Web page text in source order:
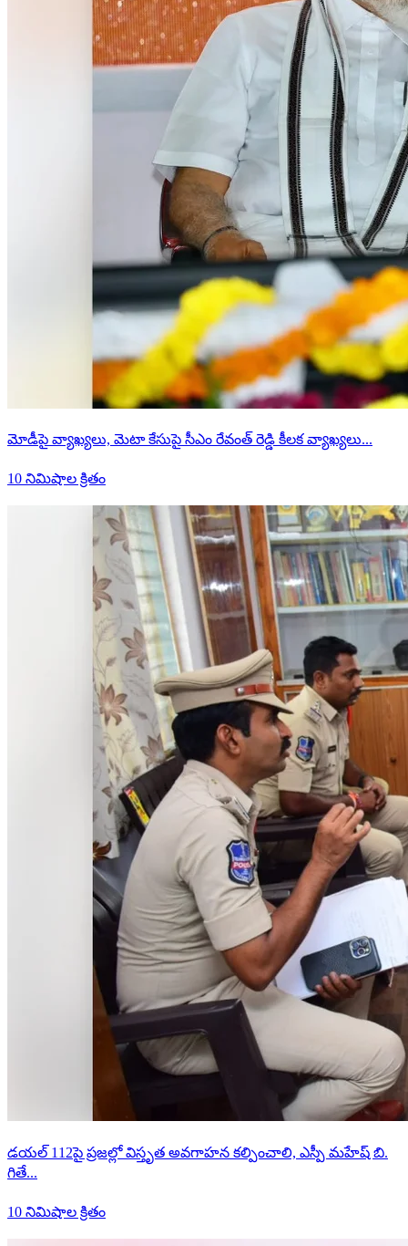
మోడీపై వ్యాఖ్యలు, మెటా కేసుపై సీఎం రేవంత్ రెడ్డి కీలక వ్యాఖ్యలు...
10 నిమిషాల క్రితం
డయల్ 112పై ప్రజల్లో విస్తృత అవగాహన కల్పించాలి, ఎస్పీ మహేష్ బి.
గితే...
10 నిమిషాల క్రితం